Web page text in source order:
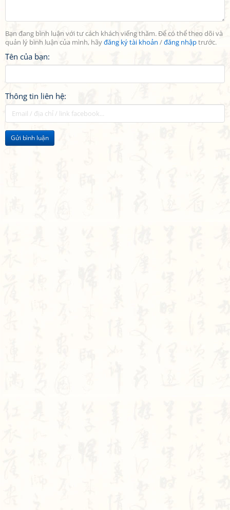
Bạn đang bình luận với tư cách khách viếng thăm. Để có thể theo dõi và
quản lý bình luận của mình, hãyđăng ký tài khoản /đăng nhậptrước.
Tên của bạn:
Thông tin liên hệ:
Gửi bình luận